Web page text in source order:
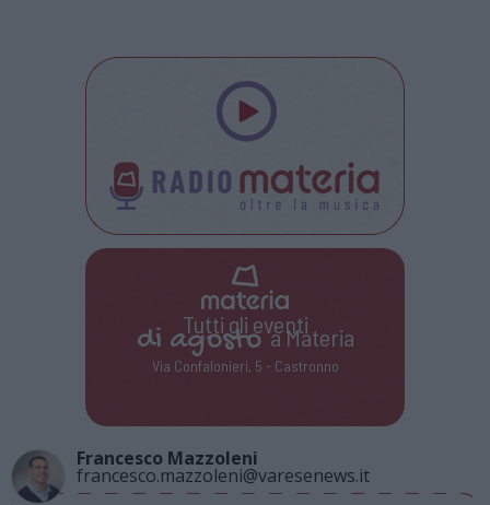
Tutti gli eventi
di agostoa Materia
Via Confalonieri, 5 - Castronno
Francesco Mazzoleni
francesco.mazzoleni@varesenews.it